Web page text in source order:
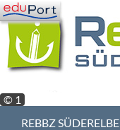
Zum
Inhalt
springen
© 1
REBBZ SÜDERELBE